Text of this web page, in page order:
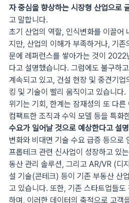
자 중심을 향상하는 시장형 산업으로
고 말합니다.
초기 산업의 역할, 인식변화를 이끌어
지만, 산업의 이해가 부족하거나, 기존
문에 레퍼런스를 쌓아가는 것이 2022
다고 설명했습니다. 그럼에도 불구하
계속되고 있고, 건설 현장 및 중견기업
킹 및 기술이 빨리 움직이고 있습니다.
위기는 기회, 한계는 잠재성의 또 다른
컴팩트한 조직과 수익 모델 등을 특화
수요가 일어날 것으로 예상한다고 설
변화와 비대면 기술 수요 급증 등으로
프롭테크 관련 신사업이 성장하고 있
동산 관리 솔루션, 그리고 AR/VR (디
설 기술(콘테크) 등이 기존 부동산 산
고 있습니다. 또한, 기존 스타트업들
하며, 이러한 데이터의 축적으로 고객